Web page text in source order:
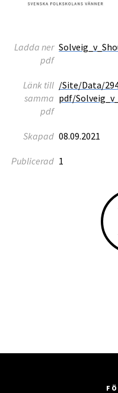
Ladda ner
pdf
Länk till
samma
pdf
/Site/Data/
pdf/
Skapad 08.09.2021
Publicerad 1